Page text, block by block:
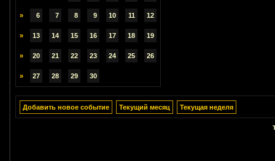
» 6 7 8 9 10 11 12
» 13 14 15 16 17 18 19
» 20 21 22 23 24 25 26
» 27 28 29 30
Добавить новое событие Текущий месяц Текущая неделя